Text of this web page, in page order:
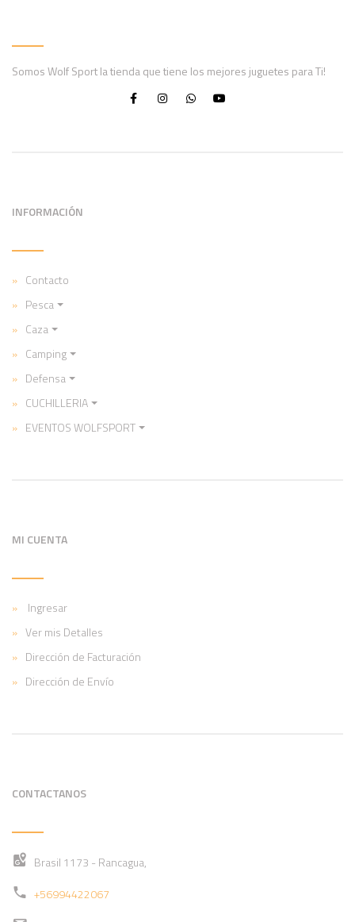
Somos Wolf Sport la tienda que tiene los mejores juguetes para Ti!
INFORMACIÓN
Contacto
Pesca
Caza
Camping
Defensa
CUCHILLERIA
EVENTOS WOLFSPORT
MI CUENTA
Ingresar
Ver mis Detalles
Dirección de Facturación
Dirección de Envío
CONTACTANOS
Brasil 1173 - Rancagua,
+56994422067